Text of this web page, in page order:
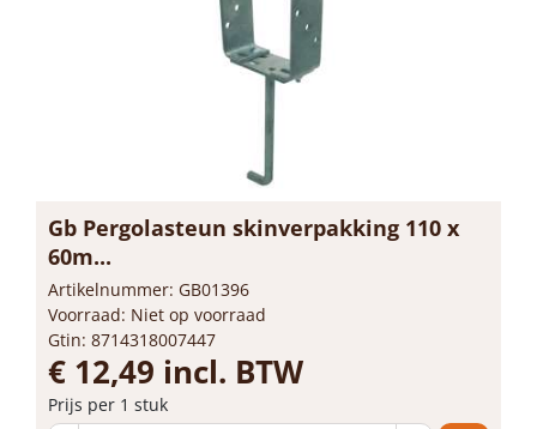
Gb Pergolasteun skinverpakking 110 x
60m...
Artikelnummer: GB01396
Voorraad: Niet op voorraad
Gtin: 8714318007447
€ 12,49 incl. BTW
Prijs per 1 stuk